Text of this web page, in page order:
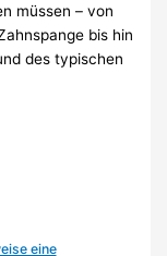
müssen – von
bis hin
des typischen
eine